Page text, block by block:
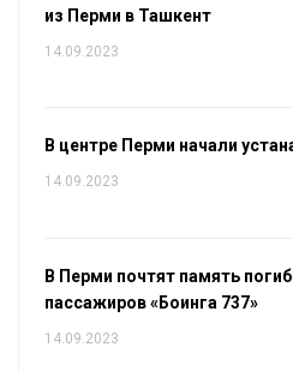
из Перми в Ташкент
14.09.2023
В центре Перми начали
14.09.2023
В Перми почтят память
пассажиров «Боинга 737»
14.09.2023